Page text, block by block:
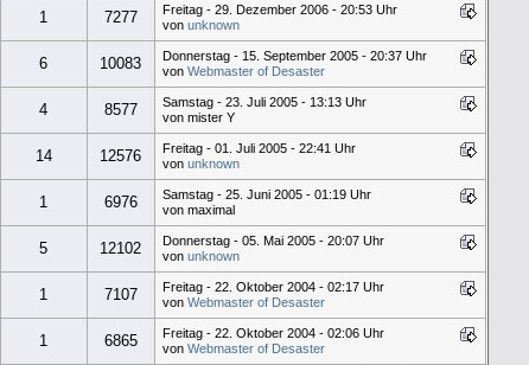
1 7277
Freitag - 29. Dezember 2006 - 20:53 Uhr
vonunknown
6 10083
Donnerstag - 15. September 2005 - 20:37 Uhr
vonWebmaster of Desaster
4 8577
Samstag - 23. Juli 2005 - 13:13 Uhr
von mister Y
14 12576
Freitag - 01. Juli 2005 - 22:41 Uhr
vonunknown
1 6976
Samstag - 25. Juni 2005 - 01:19 Uhr
von maximal
5 12102
Donnerstag - 05. Mai 2005 - 20:07 Uhr
vonunknown
1 7107
Freitag - 22. Oktober 2004 - 02:17 Uhr
vonWebmaster of Desaster
1 6865
Freitag - 22. Oktober 2004 - 02:06 Uhr
vonWebmaster of Desaster